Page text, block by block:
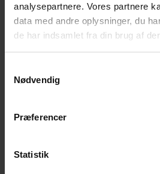
analysepartnere. Vores partnere
data med andre oplysninger, du
de har indsamlet fra din brug af
Nødvendig
Præferencer
Statistik
Midt mellem skov, klitter og
Sommerhuset ligger fredeligt omgivet
et oplagt udgangspunkt for
kun ca.800 metervæk, og den brede
Har I lyst til en udflugt, byder
vandrestier, udsigtstårne og et rigt